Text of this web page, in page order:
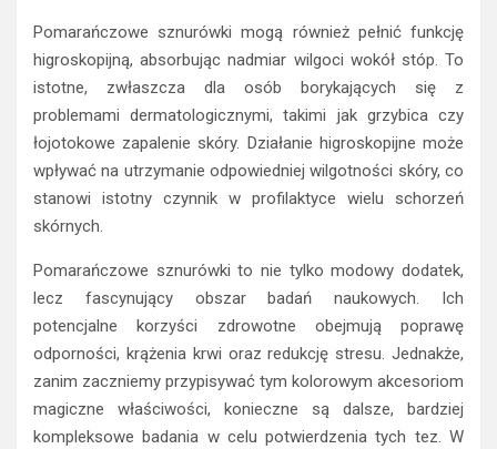
Pomarańczowe sznurówki mogą również pełnić funkcję
higroskopijną, absorbując nadmiar wilgoci wokół stóp. To
istotne, zwłaszcza dla osób borykających się z
problemami dermatologicznymi, takimi jak grzybica czy
łojotokowe zapalenie skóry. Działanie higroskopijne może
wpływać na utrzymanie odpowiedniej wilgotności skóry, co
stanowi istotny czynnik w profilaktyce wielu schorzeń
skórnych.
Pomarańczowe sznurówki to nie tylko modowy dodatek,
lecz fascynujący obszar badań naukowych. Ich
potencjalne korzyści zdrowotne obejmują poprawę
odporności, krążenia krwi oraz redukcję stresu. Jednakże,
zanim zaczniemy przypisywać tym kolorowym akcesoriom
magiczne właściwości, konieczne są dalsze, bardziej
kompleksowe badania w celu potwierdzenia tych tez. W